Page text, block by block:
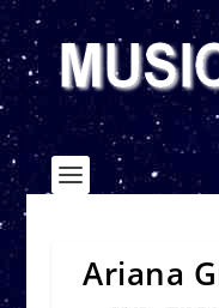
Ariana